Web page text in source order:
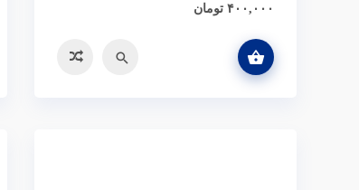
۴۰۰,۰۰۰ تومان
مقایسه
افزودن به سبد خرید